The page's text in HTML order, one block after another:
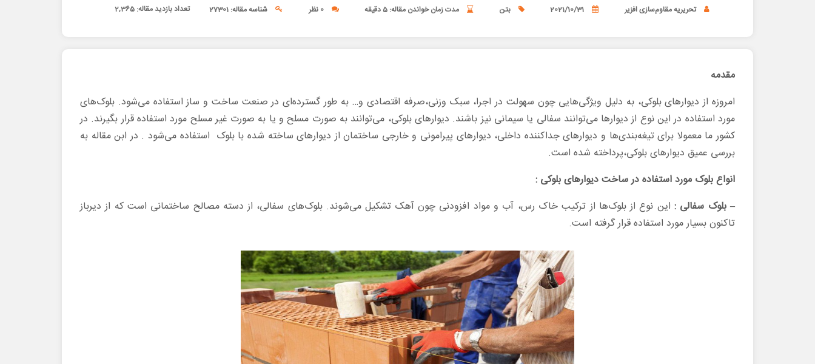
تحریریه مقاوم‌سازی افزیر 2021/10/31 بتن مدت زمان خواندن مقاله: 5 دقیقه 0 نظر شناسه مقاله: 27301 تعداد بازدید مقاله: 2,365
مقدمه
امروزه از دیوارهای بلوکی، به دلیل ویژگی‌هایی چون سهولت در اجرا، سبک وزنی،صرفه اقتصادی و… به طور گسترده‌‌ای در صنعت ساخت و ساز استفاده می‌شود. بلوک‌های
مورد استفاده در این نوع از دیوار‌ها می‌توانند سفالی یا سیمانی نیز باشند. دیوارهای بلوکی، می‌توانند به صورت مسلح و یا به صورت غیر مسلح مورد استفاده قرار بگیرند. در
کشور ما معمولا برای تیغه‌بندی‌ها و دیوارهای جداکننده داخلی، دیوارهای پیرامونی و خارجی ساختمان از دیوارهای ساخته شده با بلوک استفاده می‌شود . در ابن مقاله به
بررسی عمیق دیوارهای بلوکی،پرداخته شده است.
انواع بلوک مورد استفاده در ساخت دیوارهای بلوکی :
– بلوک سفالی :این نوع از بلوک‌ها از ترکیب خاک رس، آب و مواد افزودنی چون آهک تشکیل می‌شوند. بلوک‌های سفالی، از دسته مصالح ساختمانی است که از دیرباز
تاکنون بسیار مورد استفاده قرار گرفته است.